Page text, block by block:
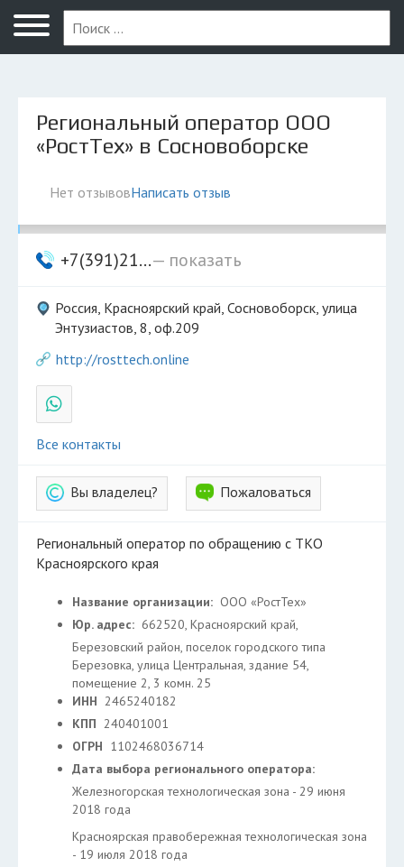
Красноярск
Региональный оператор ООО
«РостТех» в Сосновоборске
Нет отзывовНаписать отзыв
+7(391)21...— показать
Россия, Красноярский край, Сосновоборск, улица
Энтузиастов, 8, оф.209
http://rosttech.online
Все контакты
Вы владелец? Пожаловаться
Региональный оператор по обращению с ТКО
Красноярского края
Название организации: ООО «РостТех»
Юр. адрес: 662520, Красноярский край,
Березовский район, поселок городского типа
Березовка, улица Центральная, здание 54,
помещение 2, 3 комн. 25
ИНН 2465240182
КПП 240401001
ОГРН 1102468036714
Дата выбора регионального оператора:
Железногорская технологическая зона - 29 июня
2018 года
Красноярская правобережная технологическая зона
- 19 июля 2018 года